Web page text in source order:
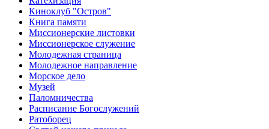
Киноклуб "Остров"
Книга памяти
Миссионерские листовки
Миссионерское служение
Молодежная страница
Молодежное направление
Морское дело
Музей
Паломничества
Расписание Богослужений
Ратоборец